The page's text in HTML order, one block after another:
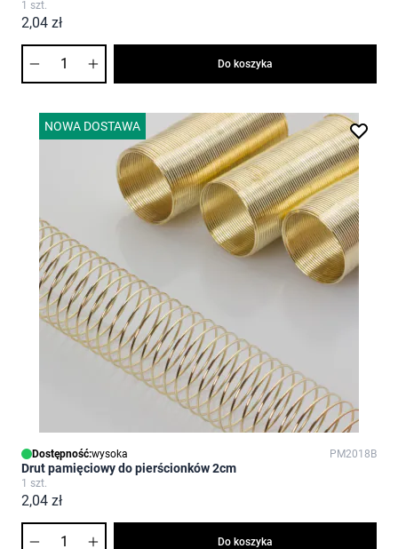
1 szt.
2,04 zł
Do koszyka
NOWA DOSTAWA
Dostępność:wysoka PM2018B
Drut pamięciowy do pierścionków 2cm
1 szt.
2,04 zł
Do koszyka